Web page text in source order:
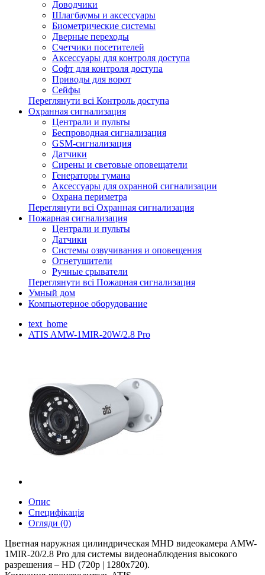
Доводчики
Шлагбаумы и аксессуары
Биометрические системы
Дверные переходы
Счетчики посетителей
Аксессуары для контроля доступа
Софт для контроля доступа
Приводы для ворот
Сейфы
Переглянути всі Контроль доступа
Охранная сигнализация
Централи и пульты
Беспроводная сигнализация
GSM-сигнализация
Датчики
Сирены и световые оповещатели
Генераторы тумана
Аксессуары для охранной сигнализации
Охрана периметра
Переглянути всі Охранная сигнализация
Пожарная сигнализация
Централи и пульты
Датчики
Системы озвучивания и оповещения
Огнетушители
Ручные срыватели
Переглянути всі Пожарная сигнализация
Умный дом
Компьютерное оборудование
text_home
ATIS AMW-1MIR-20W/2.8 Pro
Опис
Специфікація
Огляди (0)
Цветная наружная цилиндрическая MHD видеокамера AMW-
1MIR-20/2.8 Pro для системы видеонаблюдения высокого
разрешения – HD (720p | 1280х720).